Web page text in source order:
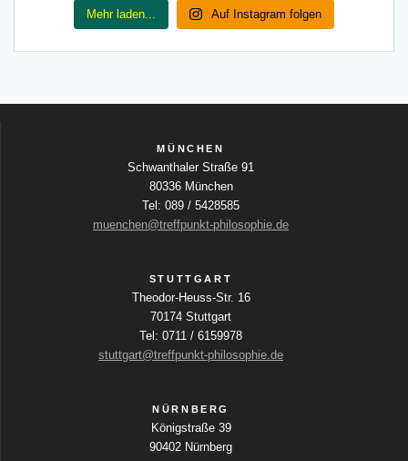
Mehr laden... Auf Instagram folgen
MÜNCHEN
Schwanthaler Straße 91
80336 München
Tel: 089 / 5428585
muenchen@treffpunkt-philosophie.de
STUTTGART
Theodor-Heuss-Str. 16
70174 Stuttgart
Tel: 0711 / 6159978
stuttgart@treffpunkt-philosophie.de
NÜRNBERG
Königstraße 39
90402 Nürnberg